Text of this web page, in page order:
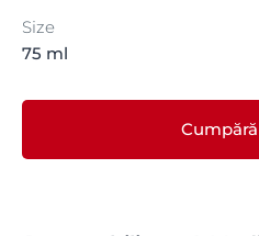
Size
75 ml